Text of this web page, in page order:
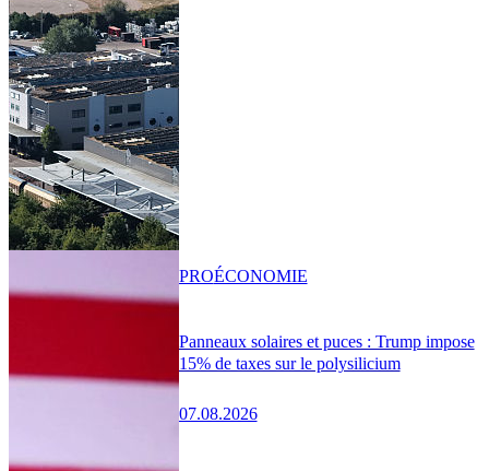
Panneaux solaires et puces : Trump impose
15% de taxes sur le polysilicium
07.08.2026
PROÉCONOMIE